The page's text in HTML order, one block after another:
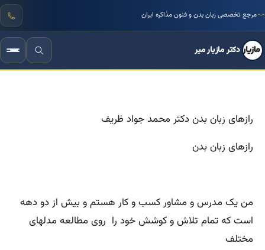
مرجع تخصصی زبان بدن و فنون مذاکره ایران
دکتر مازیار میر
رازهای زبان بدن دکتر محمد جواد ظریف
رازهای زبان بدن
من یک مدرس و مشاور کسب و کار هستم و بیش از دو دهه
است که تمام تلاش و کوشش خود را روی مطالعه مدلهای
مختلف